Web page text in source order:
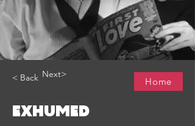
< Back Next>
Home
EXHUMED